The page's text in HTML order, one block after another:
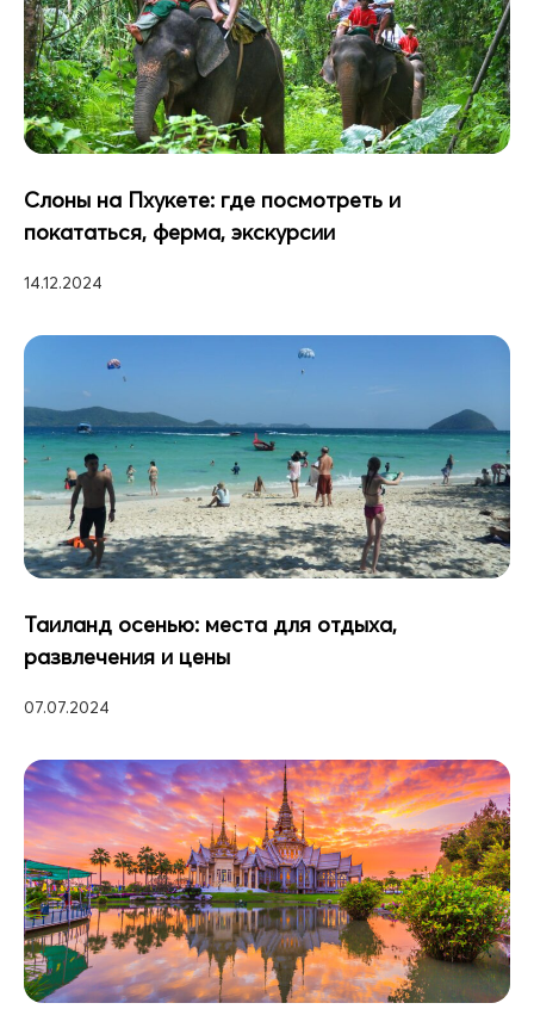
Слоны на Пхукете: где посмотреть и
покататься, ферма, экскурсии
14.12.2024
Таиланд осенью: места для отдыха,
развлечения и цены
07.07.2024